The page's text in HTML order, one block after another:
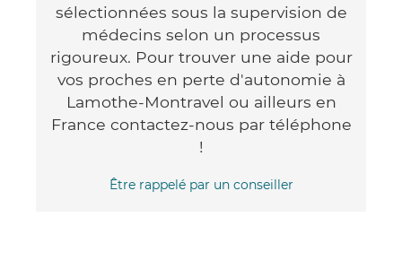
sélectionnées sous la supervision de
médecins selon un processus
rigoureux. Pour trouver une aide pour
vos proches en perte d'autonomie à
Lamothe-Montravel ou ailleurs en
France contactez-nous par téléphone
!
Être rappelé par un conseiller